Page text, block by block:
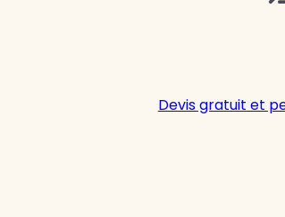
Devis gratuit et